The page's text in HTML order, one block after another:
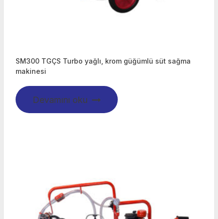
SM300 TGÇS Turbo yağlı, krom güğümlü süt sağma
makinesi
Devamını oku